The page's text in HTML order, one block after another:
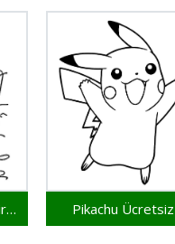
Pikachu Yazdırılabilir Çizim Pikachu Ücretsiz